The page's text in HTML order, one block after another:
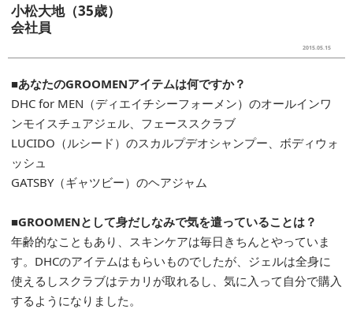
小松大地（35歳）
会社員
2015.05.15
■あなたのGROOMENアイテムは何ですか？
DHC for MEN（ディエイチシーフォーメン）のオールインワ
ンモイスチュアジェル、フェーススクラブ
LUCIDO（ルシード）のスカルプデオシャンプー、ボディウォ
ッシュ
GATSBY（ギャツビー）のヘアジャム
■GROOMENとして身だしなみで気を遣っていることは？
年齢的なこともあり、スキンケアは毎日きちんとやっていま
す。DHCのアイテムはもらいものでしたが、ジェルは全身に
使えるしスクラブはテカリが取れるし、気に入って自分で購入
するようになりました。